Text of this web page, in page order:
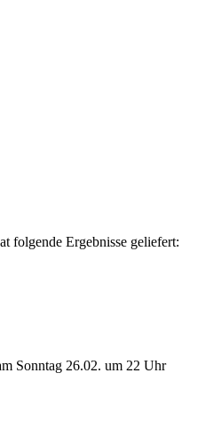
folgende Ergebnisse geliefert:
Sonntag 26.02. um 22 Uhr